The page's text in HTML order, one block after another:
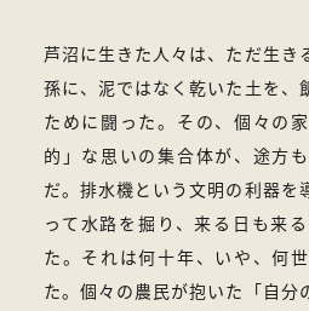
芦沼に生きた人々は、ただ生き
孫に、泥ではなく乾いた土を、
ために闘った。その、個々の
的」な思いの集合体が、途方
だ。排水機という文明の利器を
って水路を掘り、来る日も来
た。それは何十年、いや、何
た。個々の農民が抱いた「自分